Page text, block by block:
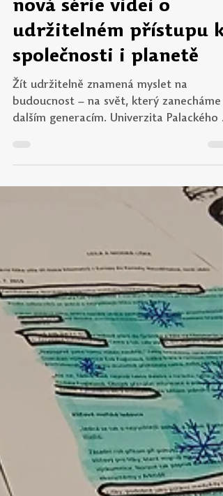
2. 1.
Minut čtení: 2
Změna začíná u nás:
nová série videí o
udržitelném přístupu
dalším generacím. Univerzita Palackého
k tomuto principu hlásí dlouhodobě a
krátkých animovaných videí . Každé z
ukazuje, že i malé kroky mohou mít velký
dopad – a že univerzita je místem, kde
změna začíná. Nové videoklipy, které
připravila Udržitelná univerzita , se v 90
vteřinách zaměřují na pět oblastí
zásadních pro udrži